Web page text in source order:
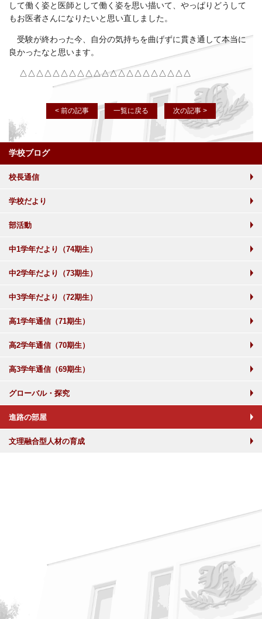
して働く姿と医師として働く姿を思い描いて、やっぱりどうして
もお医者さんになりたいと思い直しました。
受験が終わった今、自分の気持ちを曲げずに貫き通して本当に
良かったなと思います。
△△△△△△△△△△△△△△△△△△△△△
< 前の記事 一覧に戻る 次の記事 >
学校ブログ
校長通信
学校だより
部活動
中1学年だより（74期生）
中2学年だより（73期生）
中3学年だより（72期生）
高1学年通信（71期生）
高2学年通信（70期生）
高3学年通信（69期生）
グローバル・探究
進路の部屋
文理融合型人材の育成